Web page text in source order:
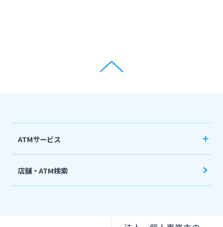
ATMサービス
機能一覧
店舗・ATM検索